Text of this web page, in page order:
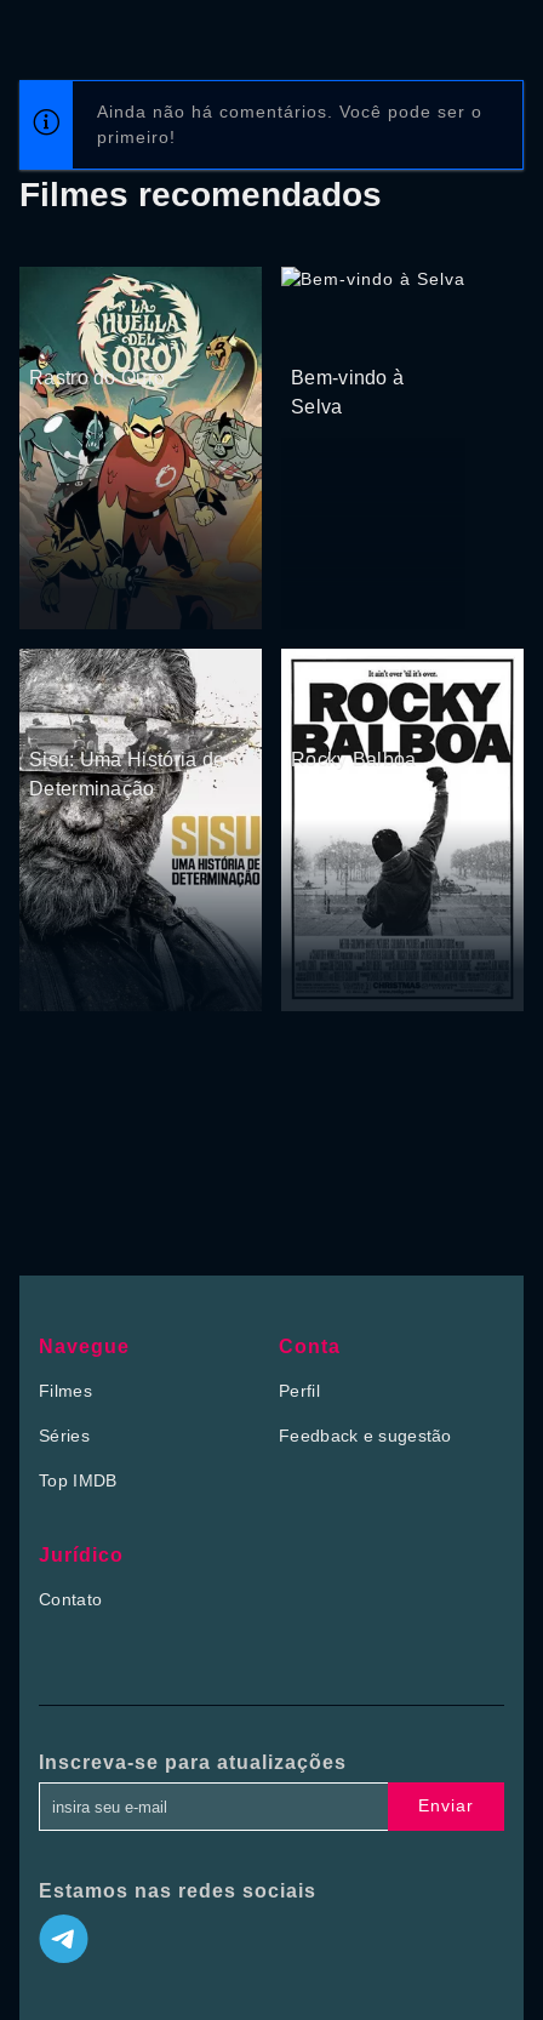
Ainda não há comentários. Você pode ser o
primeiro!
Filmes recomendados
Rastro do Ouro
Bem-vindo à
Selva
Sisu: Uma História de
Determinação
Rocky Balboa
Navegue
Filmes
Séries
Top IMDB
Conta
Perfil
Feedback e sugestão
Jurídico
Contato
Inscreva-se para atualizações
Enviar
Estamos nas redes sociais